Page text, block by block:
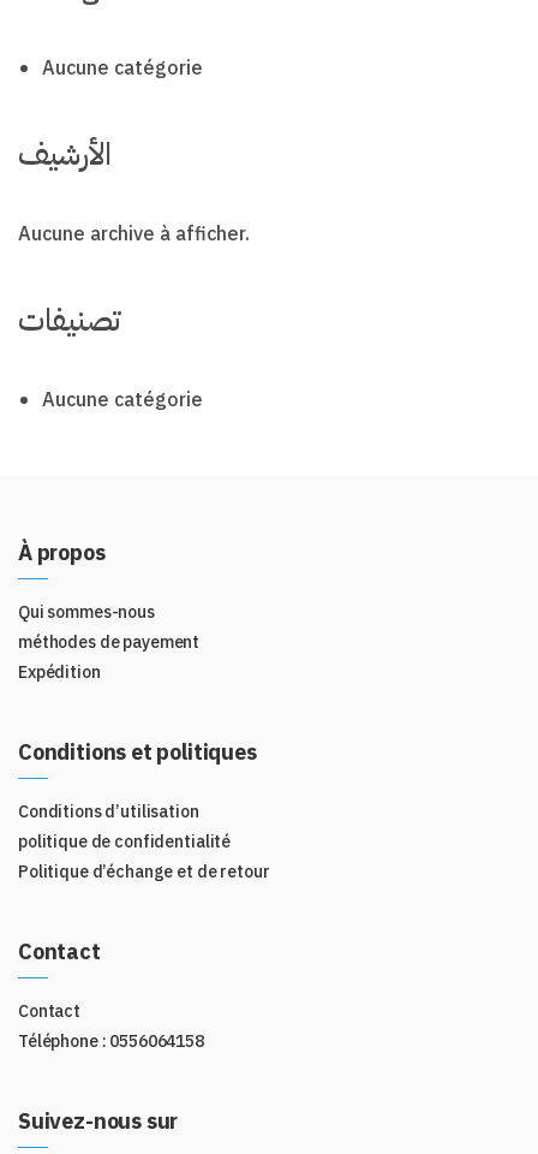
Aucune catégorie
الأرشيف
Aucune archive à afficher.
تصنيفات
Aucune catégorie
À propos
Qui sommes-nous
méthodes de payement
Expédition
Conditions et politiques
Conditions d’utilisation
politique de confidentialité
Politique d’échange et de retour
Contact
Contact
Téléphone : 0556064158
Suivez-nous sur